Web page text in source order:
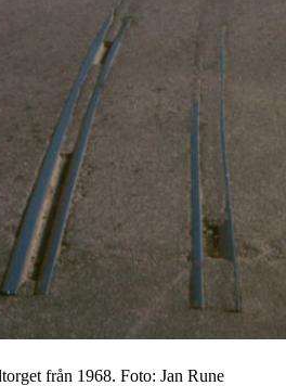
från 1968. Foto: Jan Rune